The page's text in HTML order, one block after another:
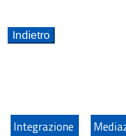
Integrazione